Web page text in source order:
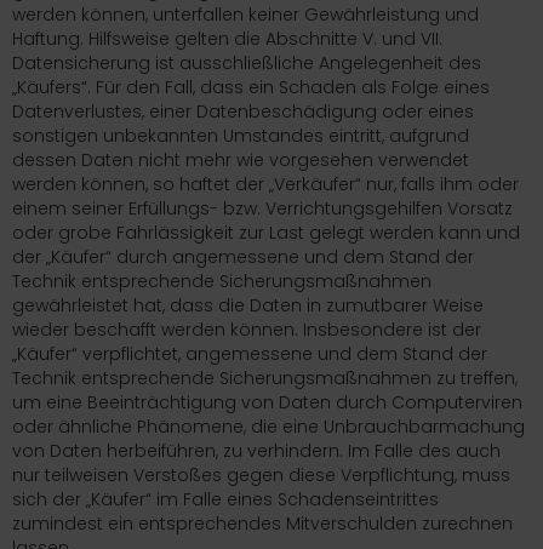
werden können, unterfallen keiner Gewährleistung und
Haftung. Hilfsweise gelten die Abschnitte V. und VII.
Datensicherung ist ausschließliche Angelegenheit des
„Käufers“. Für den Fall, dass ein Schaden als Folge eines
Datenverlustes, einer Datenbeschädigung oder eines
sonstigen unbekannten Umstandes eintritt, aufgrund
dessen Daten nicht mehr wie vorgesehen verwendet
werden können, so haftet der „Verkäufer“ nur, falls ihm oder
einem seiner Erfüllungs- bzw. Verrichtungsgehilfen Vorsatz
oder grobe Fahrlässigkeit zur Last gelegt werden kann und
der „Käufer“ durch angemessene und dem Stand der
Technik entsprechende Sicherungsmaßnahmen
gewährleistet hat, dass die Daten in zumutbarer Weise
wieder beschafft werden können. Insbesondere ist der
„Käufer“ verpflichtet, angemessene und dem Stand der
Technik entsprechende Sicherungsmaßnahmen zu treffen,
um eine Beeinträchtigung von Daten durch Computerviren
oder ähnliche Phänomene, die eine Unbrauchbarmachung
von Daten herbeiführen, zu verhindern. Im Falle des auch
nur teilweisen Verstoßes gegen diese Verpflichtung, muss
sich der „Käufer“ im Falle eines Schadenseintrittes
zumindest ein entsprechendes Mitverschulden zurechnen